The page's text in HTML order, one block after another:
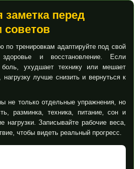
заметка перед
советов
тренировкам адаптируйте под свой
здоровье и восстановление. Если
боль, ухудшает технику или мешает
лучше снизить и вернуться к
не только отдельные упражнения, но
разминка, техника, питание, сон и
нагрузки. Записывайте рабочие веса,
чтобы видеть реальный прогресс.